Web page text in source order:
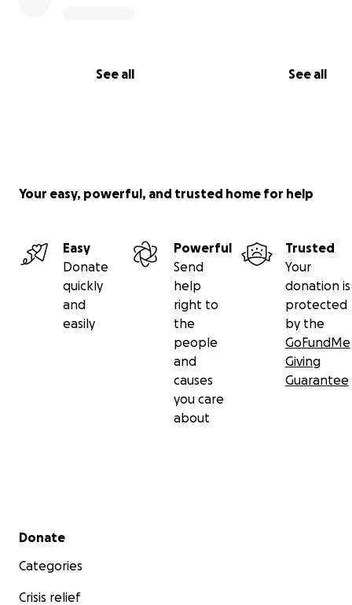
See all See all
Your easy, powerful, and trusted home for help
Easy
Donate
quickly
and
easily
Powerful
Send
help
right to
the
people
and
causes
you care
about
Trusted
Your
donation is
protected
by the
GoFundMe
Giving
Guarantee
Secondary menu
Donate
Categories
Crisis relief